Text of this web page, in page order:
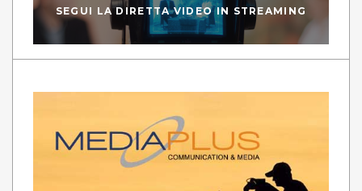
SEGUI LA DIRETTA VIDEO IN STREAMING